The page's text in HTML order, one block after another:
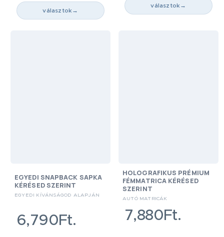
választok →
választok →
EGYEDI SNAPBACK SAPKA
KÉRÉSED SZERINT
EGYEDI KÍVÁNSÁGOD ALAPJÁN
6,790Ft.
HOLOGRAFIKUS PRÉMIUM
FÉMMATRICA KÉRÉSED
SZERINT
AUTÓ MATRICÁK
7,880Ft.